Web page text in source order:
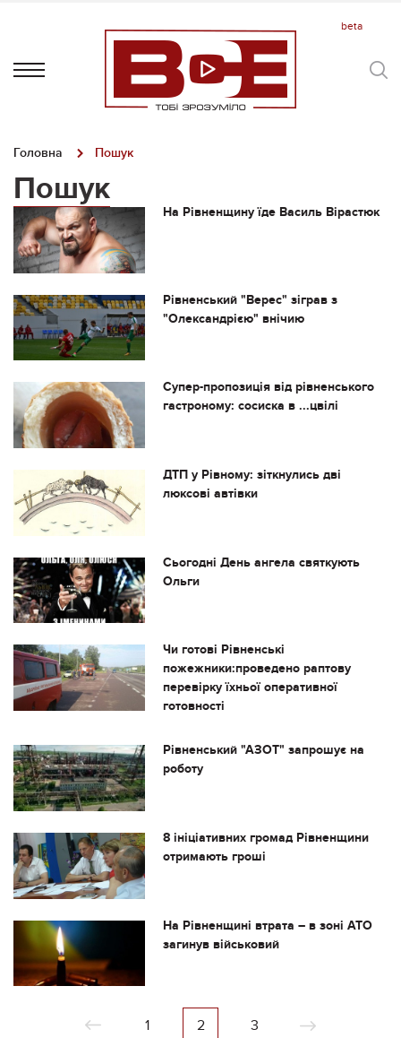
Головна Пошук
Пошук
На Рівненщину їде Василь Вірастюк
Рівненський "Верес" зіграв з
"Олександрією" внічию
Супер-пропозиція від рівненського
гастроному: сосиска в ...цвілі
ДТП у Рівному: зіткнулись дві
люксові автівки
Сьогодні День ангела святкують
Ольги
Чи готові Рівненські
пожежники:проведено раптову
перевірку їхньої оперативної
готовності
Рівненський "АЗОТ" запрошує на
роботу
8 ініціативних громад Рівненщини
отримають гроші
На Рівненщині втрата – в зоні АТО
загинув військовий
1 2 3